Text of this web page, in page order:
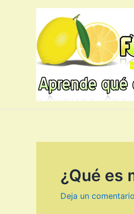
¿Qué es
Deja un comentario